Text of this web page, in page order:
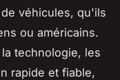
véhicules, qu'ils
ou américains.
technologie, les
rapide et fiable,